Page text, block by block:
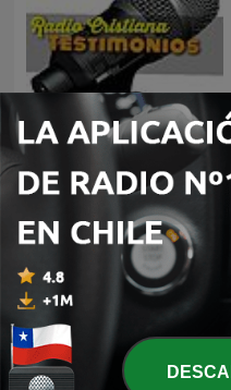
Radio Cristiana
Testimonios